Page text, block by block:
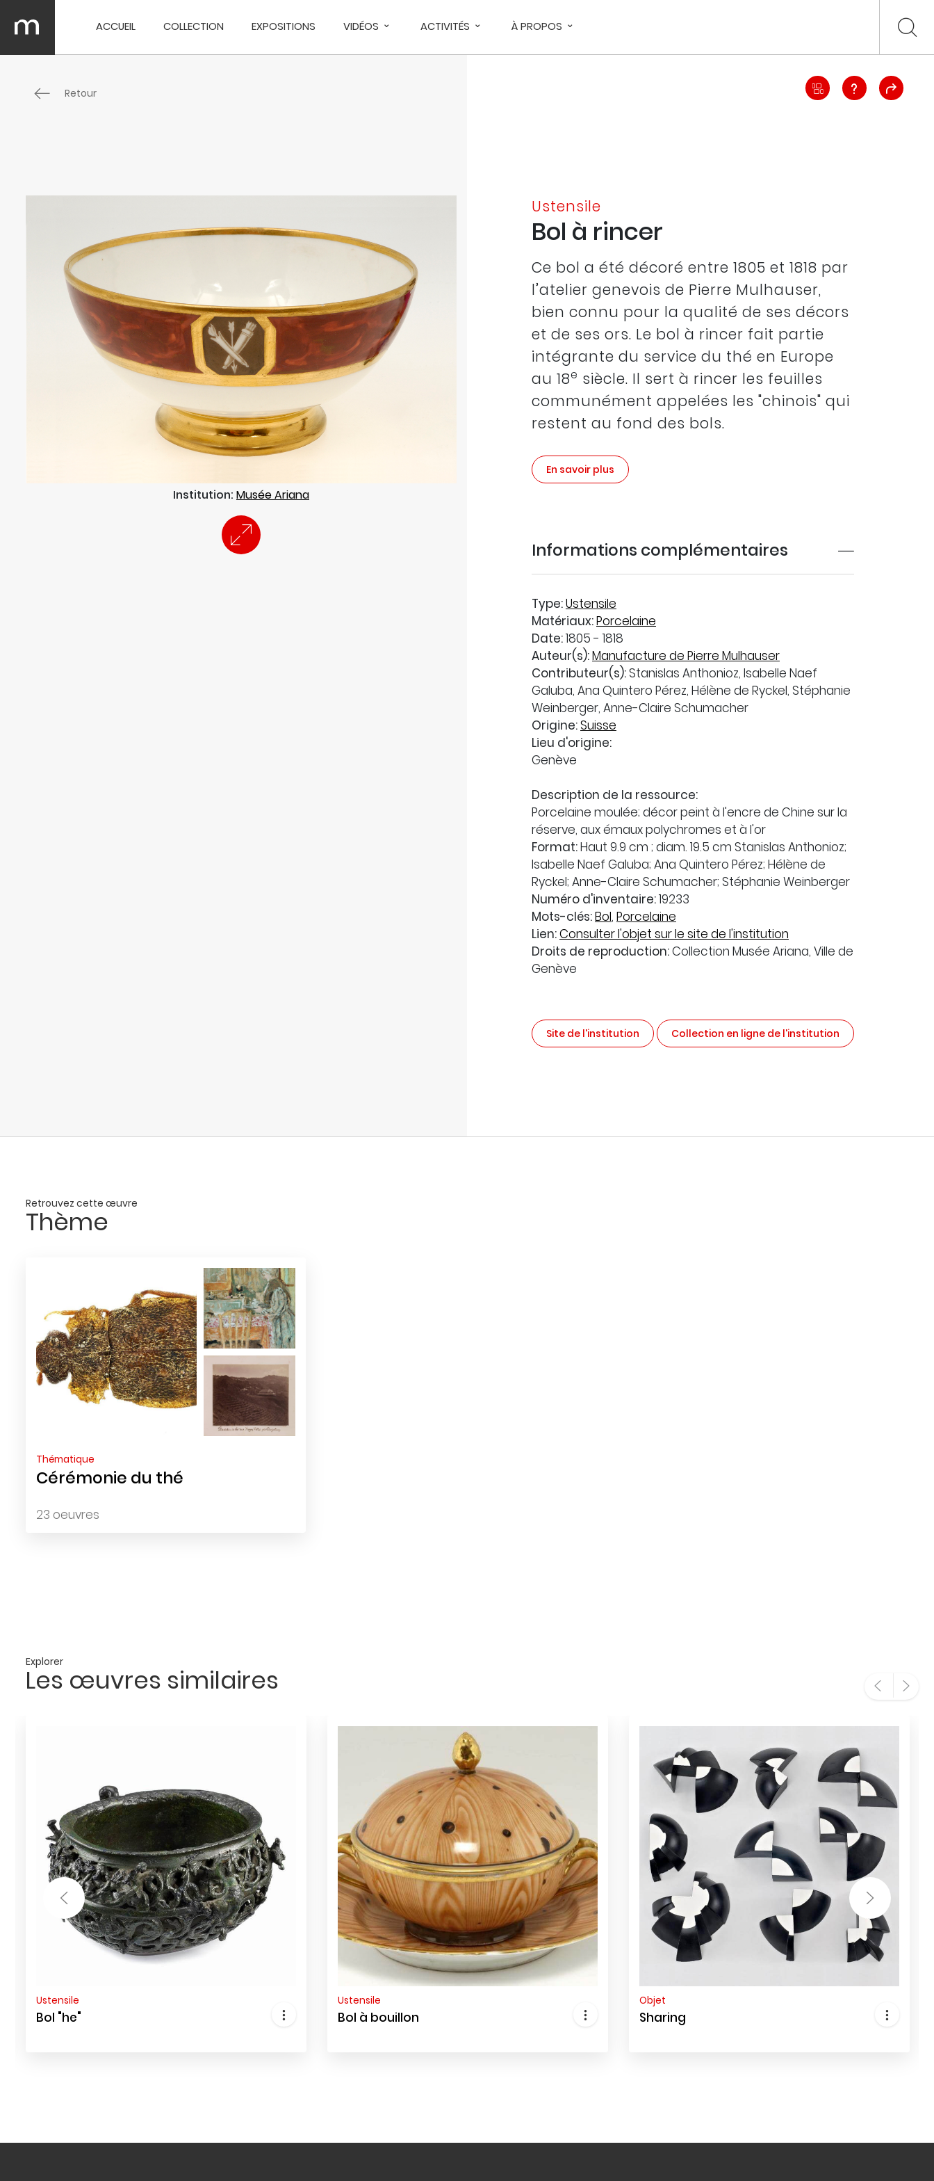
ACCUEIL COLLECTION EXPOSITIONS VIDÉOS ACTIVITÉS À PROPOS
Retour
Institution: Musée Ariana
Ustensile
Bol à rincer
Ce bol a été décoré entre 1805 et 1818 par
l’atelier genevois de Pierre Mulhauser,
bien connu pour la qualité de ses décors
et de ses ors. Le bol à rincer fait partie
intégrante du service du thé en Europe
au 18e siècle. Il sert à rincer les feuilles
communément appelées les "chinois" qui
restent au fond des bols.
En savoir plus
Informations complémentaires
Type:Ustensile
Matériaux:Porcelaine
Date:1805 - 1818
Auteur(s):Manufacture de Pierre Mulhauser
Contributeur(s):Stanislas Anthonioz, Isabelle Naef
Galuba, Ana Quintero Pérez, Hélène de Ryckel, Stéphanie
Weinberger, Anne-Claire Schumacher
Origine:Suisse
Lieu d'origine:
Genève
Description de la ressource:
Porcelaine moulée; décor peint à l'encre de Chine sur la
réserve, aux émaux polychromes et à l'or
Format:Haut 9.9 cm ; diam. 19.5 cm Stanislas Anthonioz;
Isabelle Naef Galuba; Ana Quintero Pérez; Hélène de
Ryckel; Anne-Claire Schumacher; Stéphanie Weinberger
Numéro d'inventaire:19233
Mots-clés:Bol, Porcelaine
Lien:Consulter l'objet sur le site de l'institution
Droits de reproduction:Collection Musée Ariana, Ville de
Genève
Site de l'institution Collection en ligne de l'institution
Retrouvez cette œuvre
Thème
Thématique
Cérémonie du thé
23 oeuvres
Explorer
Les œuvres similaires
Ustensile
Bol "he"
Ustensile
Bol à bouillon
Objet
Sharing